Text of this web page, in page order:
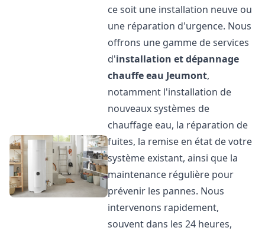
ce soit une installation neuve ou
une réparation d'urgence. Nous
offrons une gamme de services
d'installation et dépannage
chauffe eau Jeumont,
notamment l'installation de
nouveaux systèmes de
chauffage eau, la réparation de
fuites, la remise en état de votre
système existant, ainsi que la
maintenance régulière pour
prévenir les pannes. Nous
intervenons rapidement,
souvent dans les 24 heures,